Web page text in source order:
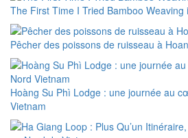
The First Time I Tried Bamboo Weaving
Pêcher des poissons de ruisseau à
Hoàng Su Phì Lodge : une journée au
Vietnam